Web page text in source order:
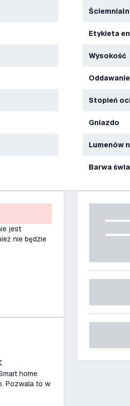
Etykieta
Wysokość
Stopień
Gniazdo
Lumenów
Barwa
jest
nie będzie
home.
Pozwala to w